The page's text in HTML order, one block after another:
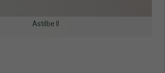
Astilbe II